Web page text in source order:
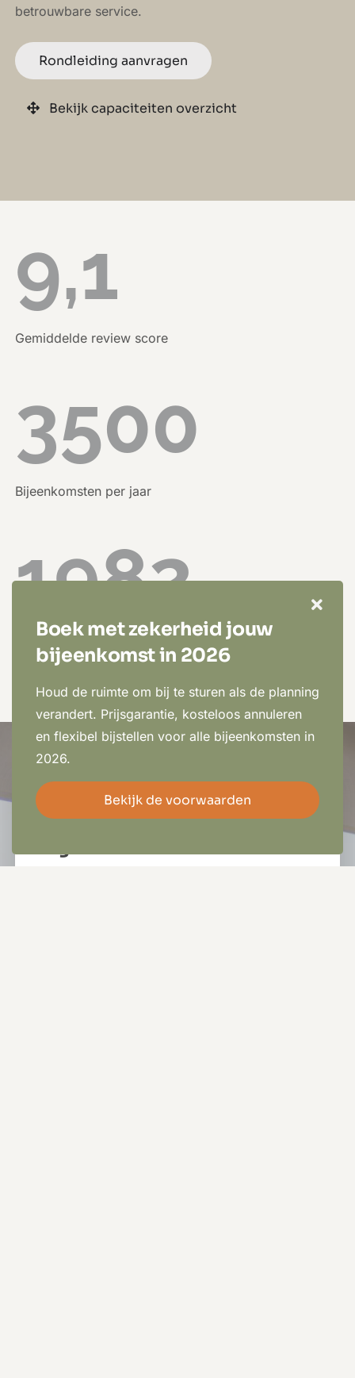
betrouwbare service.
Rondleiding aanvragen
Bekijk capaciteiten overzicht
9,1
Gemiddelde review score
3500
Bijeenkomsten per jaar
1982
40 jaar event expertise
In 3 stappen jouw vergadering
Boek met zekerheid jouw
bijeenkomst in 2026
Houd de ruimte om bij te sturen als de planning
verandert. Prijsgarantie, kosteloos annuleren
en flexibel bijstellen voor alle bijeenkomsten in
2026.
Bekijk de voorwaarden